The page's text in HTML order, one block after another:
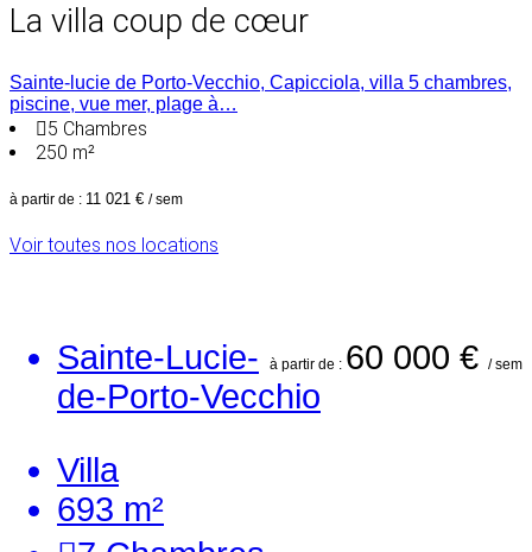
La villa coup de cœur
Sainte-lucie de Porto-Vecchio, Capicciola, villa 5 chambres,
piscine, vue mer, plage à…
5 Chambres
250 m²
à partir de : 11 021 € / sem
Voir toutes nos locations
à partir de : 60 000 € / sem
Sainte-Lucie-
de-Porto-Vecchio
Villa
693 m²